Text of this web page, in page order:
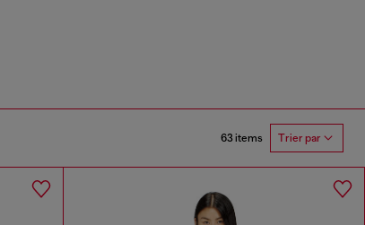
63 items Trier par